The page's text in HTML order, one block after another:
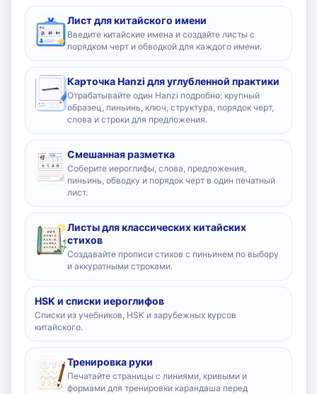
Лист для китайского имени
Введите китайские имена и создайте листы с
порядком черт и обводкой для каждого имени.
Карточка Hanzi для углубленной практики
Отрабатывайте один Hanzi подробно: крупный
образец, пиньинь, ключ, структура, порядок черт,
слова и строки для предложения.
Смешанная разметка
Соберите иероглифы, слова, предложения,
пиньинь, обводку и порядок черт в один печатный
лист.
Листы для классических китайских
стихов
Создавайте прописи стихов с пиньинем по выбору
и аккуратными строками.
HSK и списки иероглифов
Списки из учебников, HSK и зарубежных курсов
китайского.
Тренировка руки
Печатайте страницы с линиями, кривыми и
формами для тренировки карандаша перед